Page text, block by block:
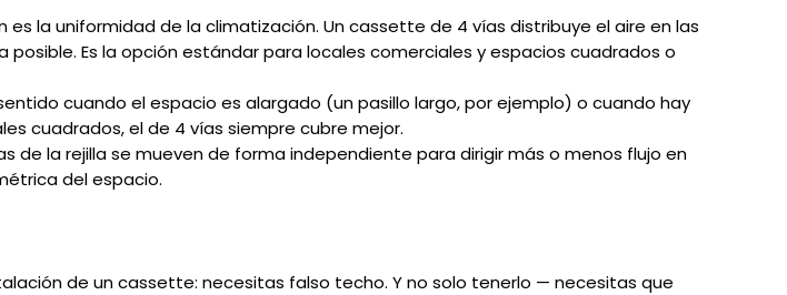
la uniformidad de la climatización. Un cassette de 4 vías distribuye el aire en las
Es la opción estándar para locales comerciales y espacios cuadrados o
cuando el espacio es alargado (un pasillo largo, por ejemplo) o cuando hay
cuadrados, el de 4 vías siempre cubre mejor.
la rejilla se mueven de forma independiente para dirigir más o menos flujo en
del espacio.
de un cassette: necesitas falso techo. Y no solo tenerlo — necesitas que